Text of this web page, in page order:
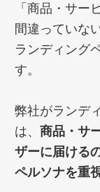
「商品・サー
間違っていな
ランディング
す。
弊社がランデ
は、 商品・サ
ザーに届ける
ペルソナを重